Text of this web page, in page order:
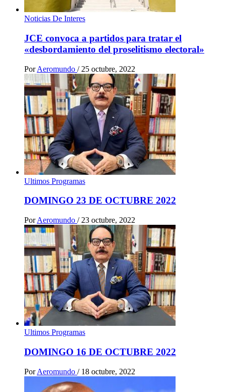
Noticias De Interes
JCE convoca a partidos para tratar el
«desbordamiento del proselitismo electoral»
Por Aeromundo / 25 octubre, 2022
Ultimos Programas
DOMINGO 23 DE OCTUBRE 2022
Por Aeromundo / 23 octubre, 2022
Ultimos Programas
DOMINGO 16 DE OCTUBRE 2022
Por Aeromundo / 18 octubre, 2022